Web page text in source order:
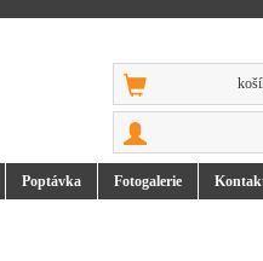
Poptávka Fotogalerie